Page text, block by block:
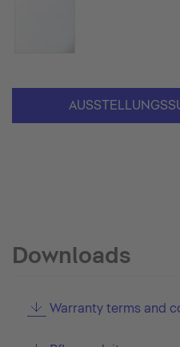
Downloads
Warranty terms and